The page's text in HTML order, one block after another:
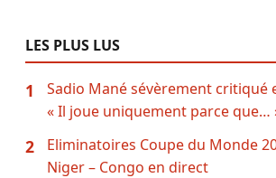
LES PLUS LUS
1
Sadio Mané sévèrement critiqué
« Il joue uniquement parce que…
2
Eliminatoires Coupe du Monde
Niger – Congo en direct